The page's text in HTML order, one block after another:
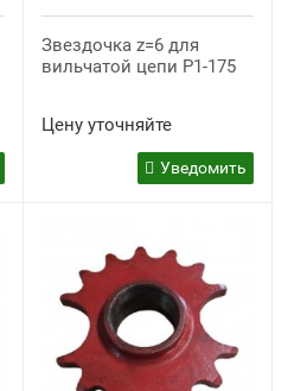
Звездочка z=6 для
вильчатой цепи P1-175
Цену уточняйте
Уведомить